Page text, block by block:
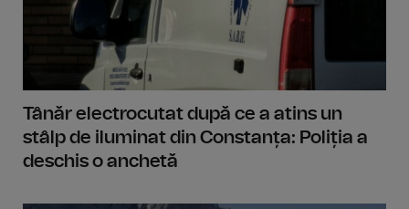
Tânăr electrocutat după ce a atins un
stâlp de iluminat din Constanța: Poliția a
deschis o anchetă